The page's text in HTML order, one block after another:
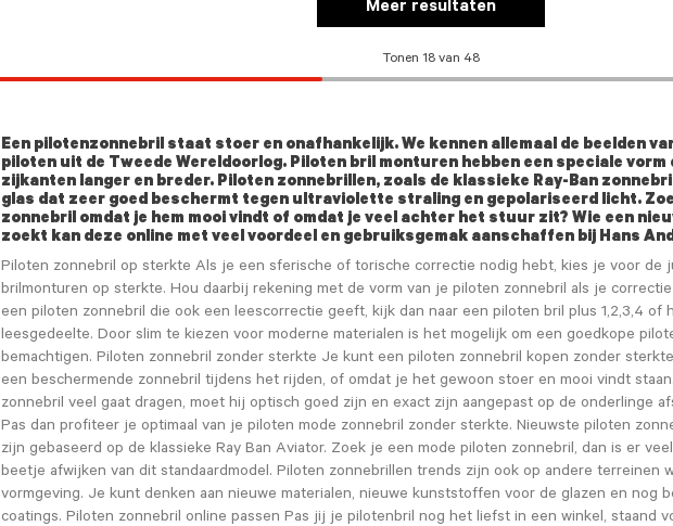
Meer resultaten
Tonen 18 van 48
Een pilotenzonnebril staat stoer en onafhankelijk. We kennen allemaal de beelden
piloten uit de Tweede Wereldoorlog. Piloten bril monturen hebben een speciale vorm
zijkanten langer en breder. Piloten zonnebrillen, zoals de klassieke Ray-Ban
glas dat zeer goed beschermt tegen ultraviolette straling en gepolariseerd licht.
zonnebril omdat je hem mooi vindt of omdat je veel achter het stuur zit? Wie een
zoekt kan deze online met veel voordeel en gebruiksgemak aanschaffen bij Hans
Piloten zonnebril op sterkte Als je een sferische of torische correctie nodig hebt, kies je voor de
brilmonturen op sterkte. Hou daarbij rekening met de vorm van je piloten zonnebril als je
een piloten zonnebril die ook een leescorrectie geeft, kijk dan naar een piloten bril plus 1,2,3,4 of
leesgedeelte. Door slim te kiezen voor moderne materialen is het mogelijk om een goedkope
bemachtigen. Piloten zonnebril zonder sterkte Je kunt een piloten zonnebril kopen zonder
een beschermende zonnebril tijdens het rijden, of omdat je het gewoon stoer en mooi vindt
zonnebril veel gaat dragen, moet hij optisch goed zijn en exact zijn aangepast op de onderlinge
Pas dan profiteer je optimaal van je piloten mode zonnebril zonder sterkte. Nieuwste piloten
zijn gebaseerd op de klassieke Ray Ban Aviator. Zoek je een mode piloten zonnebril, dan is er
beetje afwijken van dit standaardmodel. Piloten zonnebrillen trends zijn ook op andere terreinen
vormgeving. Je kunt denken aan nieuwe materialen, nieuwe kunststoffen voor de glazen en nog
coatings. Piloten zonnebril online passen Pas jij je pilotenbril nog het liefst in een winkel, staand